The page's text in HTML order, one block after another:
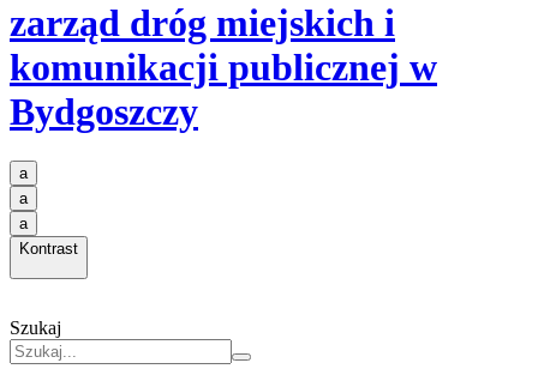
zarząd dróg miejskich i
komunikacji publicznej w
Bydgoszczy
a
a
a
Kontrast
Szukaj